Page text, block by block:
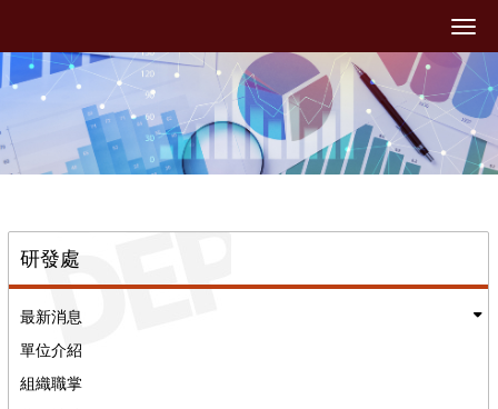
研發處
最新消息
單位介紹
組織職掌